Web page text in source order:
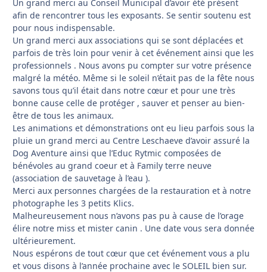
Un grand merci au Conseil Municipal d’avoir été présent
afin de rencontrer tous les exposants. Se sentir soutenu est
pour nous indispensable.
Un grand merci aux associations qui se sont déplacées et
parfois de très loin pour venir à cet événement ainsi que les
professionnels . Nous avons pu compter sur votre présence
malgré la météo. Même si le soleil n’était pas de la fête nous
savons tous qu’il était dans notre cœur et pour une très
bonne cause celle de protéger , sauver et penser au bien-
être de tous les animaux.
Les animations et démonstrations ont eu lieu parfois sous la
pluie un grand merci au Centre Leschaeve d’avoir assuré la
Dog Aventure ainsi que l’Educ Rytmic composées de
bénévoles au grand coeur et à Family terre neuve
(association de sauvetage à l’eau ).
Merci aux personnes chargées de la restauration et à notre
photographe les 3 petits Klics.
Malheureusement nous n’avons pas pu à cause de l’orage
élire notre miss et mister canin . Une date vous sera donnée
ultérieurement.
Nous espérons de tout cœur que cet événement vous a plu
et vous disons à l’année prochaine avec le SOLEIL bien sur.